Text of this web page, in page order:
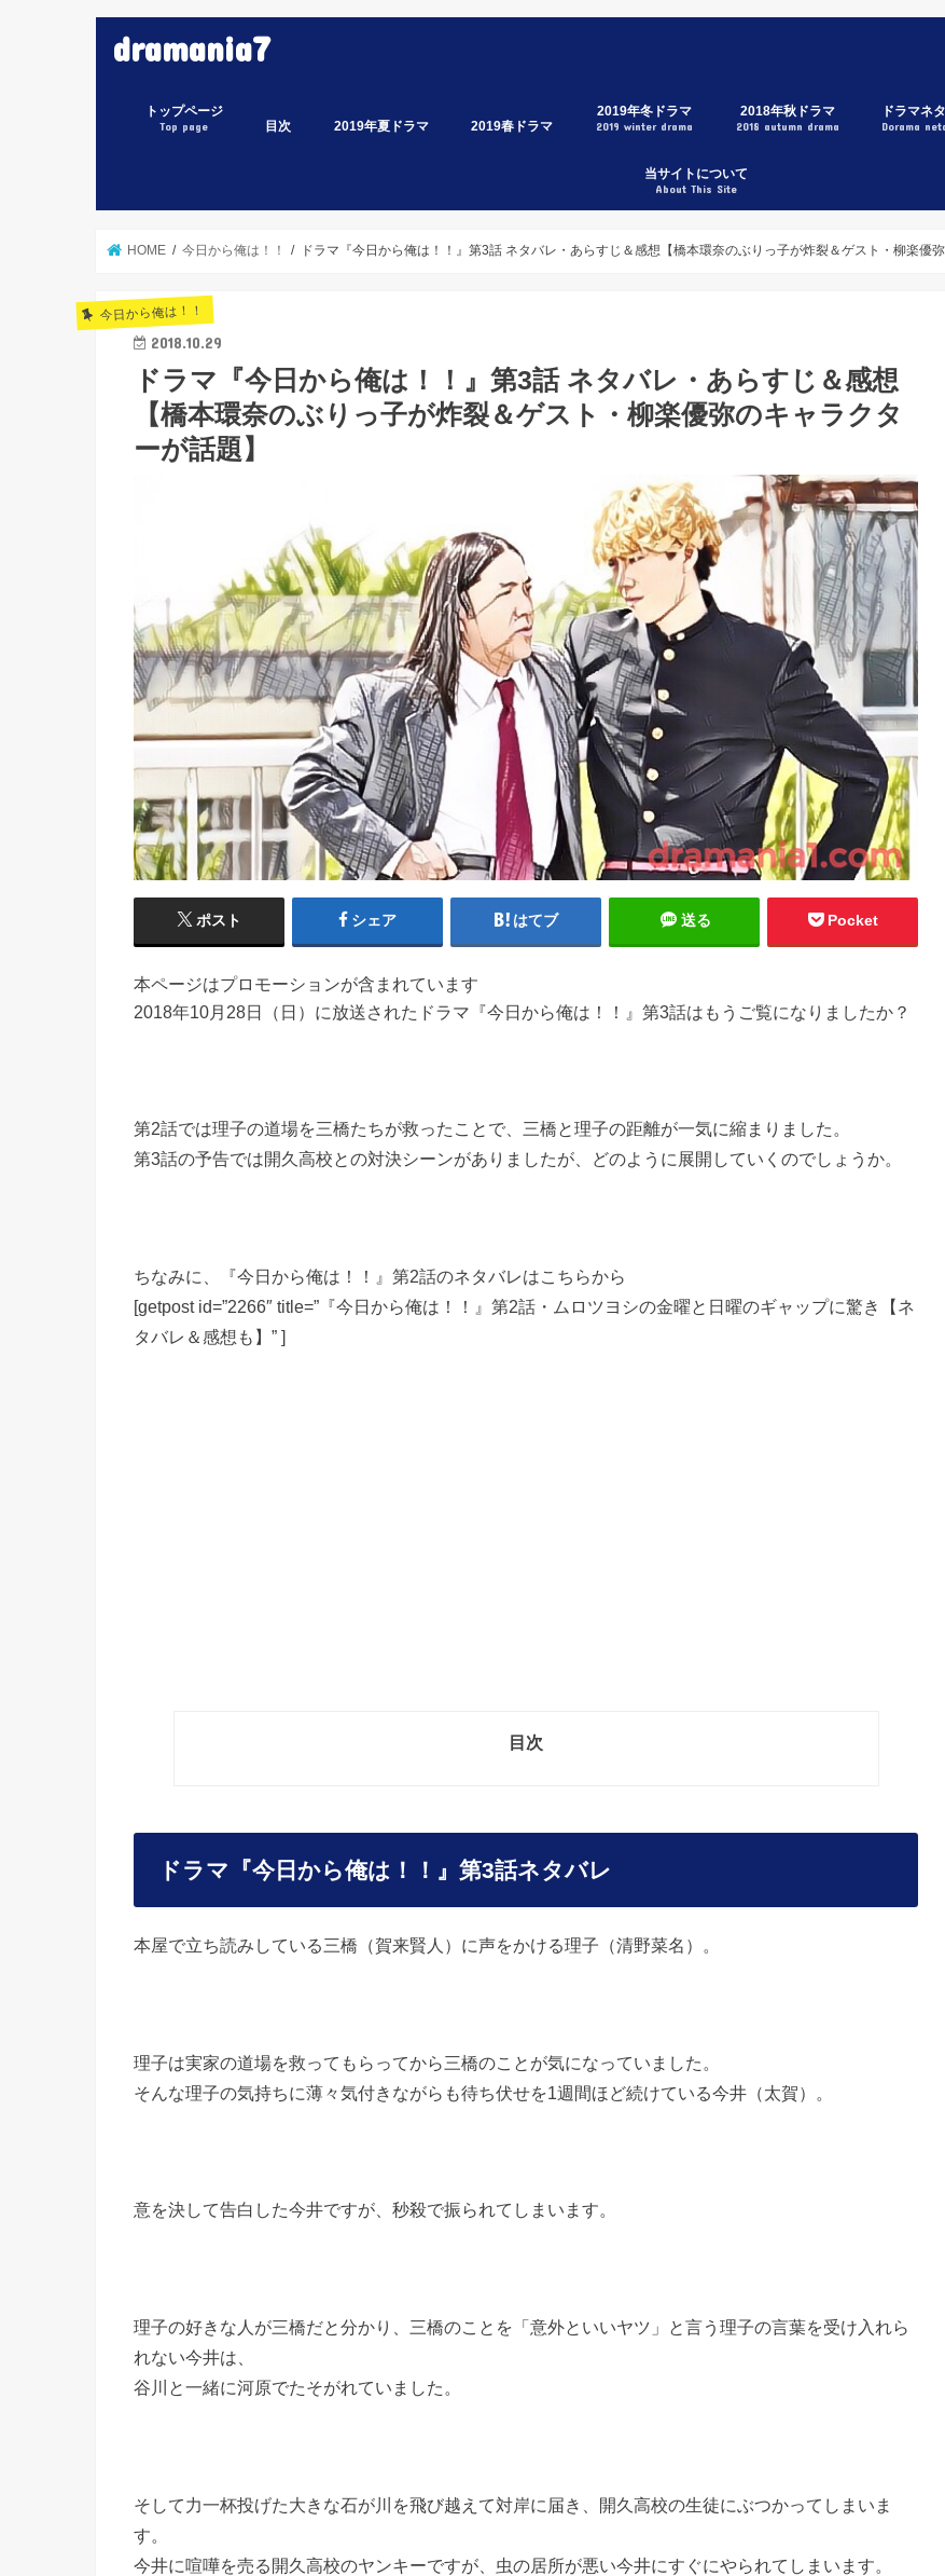
dramania7
トップページ
Top page 目次 2019年夏ドラマ 2019春ドラマ
2019年冬ドラマ
2019 winter drama
家売るオンナの逆襲
トレース科捜研の男
メゾン・ド・ポリス
グッドワイフ
初めて恋をした日に読む話
スキャンダル専門弁護士QUEEN
イノセンス～冤罪弁護士～
ハケン占い師アタル
節約ロック
2018年秋ドラマ
2018 autumn drama
今日から俺は！！
大恋愛
リーガルV
SUITS/スーツ
獣になれない私たち
中学聖日記
僕らは奇跡でできている
下町ロケット
サイレントヴォイス
忘却のサチコ
結婚相手は抽選で
ドラマネ
Dorama
当サイトについて
About This Site
HOME 今日から俺は！！ ドラマ『今日から俺は！！』第3話 ネタバレ・あらすじ＆感想【橋本環奈のぶりっ子が炸裂＆ゲスト・柳楽優
今日から俺は！！
2018.10.29
ドラマ『今日から俺は！！』第3話 ネタバレ・あらすじ＆感想
【橋本環奈のぶりっ子が炸裂＆ゲスト・柳楽優弥のキャラクタ
ーが話題】
ポスト シェア はてブ 送る Pocket
本ページはプロモーションが含まれています
2018年10月28日（日）に放送されたドラマ『今日から俺は！！』第3話はもうご覧になりましたか？
第2話では理子の道場を三橋たちが救ったことで、三橋と理子の距離が一気に縮まりました。
第3話の予告では開久高校との対決シーンがありましたが、どのように展開していくのでしょうか。
ちなみに、『今日から俺は！！』第2話のネタバレはこちらから
[getpost id=”2266″ title=”『今日から俺は！！』第2話・ムロツヨシの金曜と日曜のギャップに驚き【ネ
タバレ＆感想も】” ]
目次
ドラマ『今日から俺は！！』第3話ネタバレ
本屋で立ち読みしている三橋（賀来賢人）に声をかける理子（清野菜名）。
理子は実家の道場を救ってもらってから三橋のことが気になっていました。
そんな理子の気持ちに薄々気付きながらも待ち伏せを1週間ほど続けている今井（太賀）。
意を決して告白した今井ですが、秒殺で振られてしまいます。
理子の好きな人が三橋だと分かり、三橋のことを「意外といいヤツ」と言う理子の言葉を受け入れら
れない今井は、
谷川と一緒に河原でたそがれていました。
そして力一杯投げた大きな石が川を飛び越えて対岸に届き、開久高校の生徒にぶつかってしまいま
す。
今井に喧嘩を売る開久高校のヤンキーですが、虫の居所が悪い今井にすぐにやられてしまいます。